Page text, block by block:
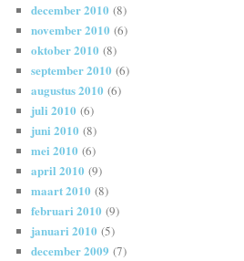
december 2010 (8)
november 2010 (6)
oktober 2010 (8)
september 2010 (6)
augustus 2010 (6)
juli 2010 (6)
juni 2010 (8)
mei 2010 (6)
april 2010 (9)
maart 2010 (8)
februari 2010 (9)
januari 2010 (5)
december 2009 (7)